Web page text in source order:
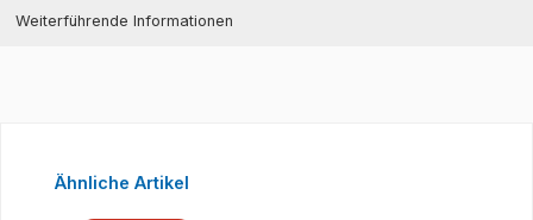
Weiterführende Informationen
Produktgalerie überspringen
Ähnliche Artikel